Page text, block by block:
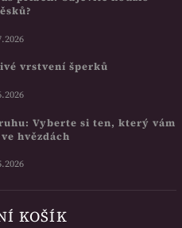
vrstvení šperků
Vyberte si ten, který vám
hvězdách
KOŠÍK